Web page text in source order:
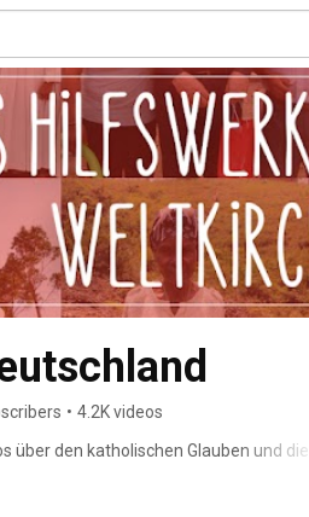
• 4.2K videos
über den katholischen Glauben und die
Kanal abonnieren!